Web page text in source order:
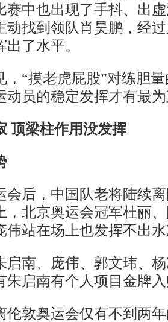
赛中也出现了手抖、出
动找到领队肖昊鹏，经
了水平。
摸老虎屁股”对练胆量
动员的稳定发挥才有最
梁柱作用没发挥
后，中国队老将陆续离
，北京奥运会冠军杜丽
伟站在场上也发挥不出
南、庞伟、郭文玮、杨
朱启南有个人项目金牌
敦奥运会仅有不到两年